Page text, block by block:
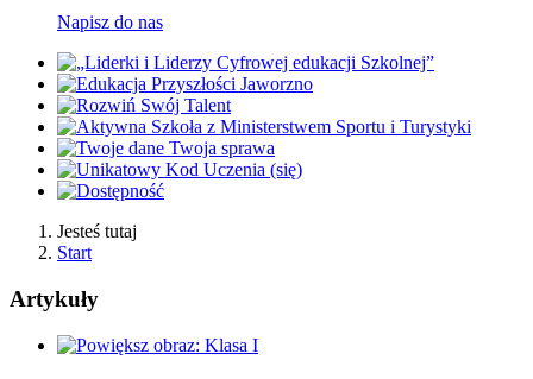
Napisz do nas
Jesteś tutaj
Start
Artykuły